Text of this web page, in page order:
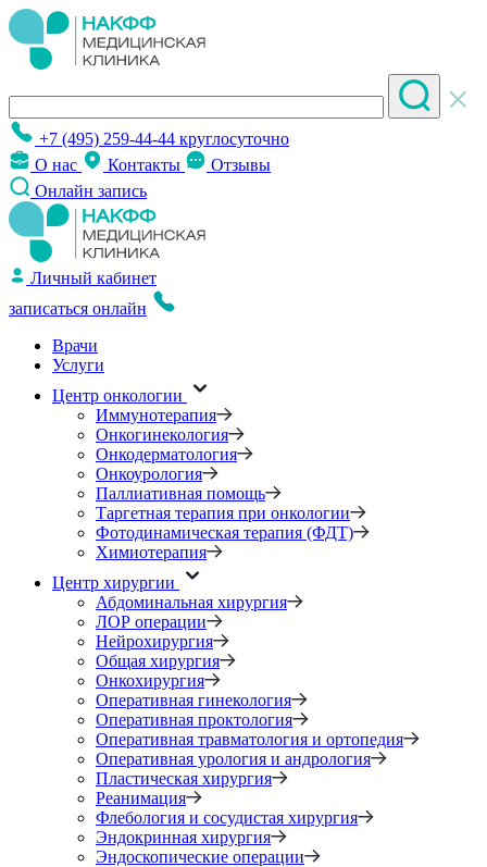
+7 (495) 259-44-44 круглосуточно
О нас
Контакты
Отзывы
Онлайн запись
Личный кабинет
записаться онлайн
Врачи
Услуги
Центр онкологии
Иммунотерапия
Онкогинекология
Онкодерматология
Онкоурология
Паллиативная помощь
Таргетная терапия при онкологии
Фотодинамическая терапия (ФДТ)
Химиотерапия
Центр хирургии
Абдоминальная хирургия
ЛОР операции
Нейрохирургия
Общая хирургия
Онкохирургия
Оперативная гинекология
Оперативная проктология
Оперативная травматология и ортопедия
Оперативная урология и андрология
Пластическая хирургия
Реанимация
Флебология и сосудистая хирургия
Эндокринная хирургия
Эндоскопические операции